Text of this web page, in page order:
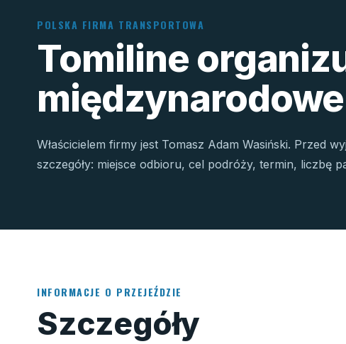
POLSKA FIRMA TRANSPORTOWA
Tomiline
Właścicielem firmy jest Tomasz Adam Wasiński. Przed
szczegóły: miejsce odbioru, cel podróży, termin, liczbę
INFORMACJE O PRZEJEŹDZIE
Szczegóły